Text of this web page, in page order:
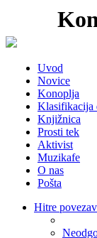
Uvod
Novice
Konoplja
Klasifikacija
Knjižnica
Prosti tek
Aktivist
Muzikafe
O nas
Pošta
Hitre